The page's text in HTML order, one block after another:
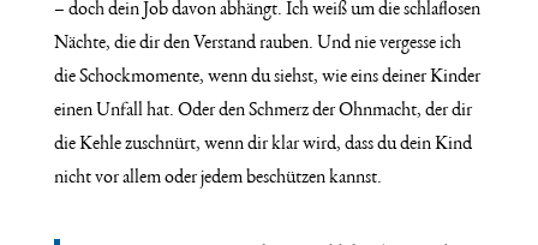
– doch dein Job davon abhängt. Ich weiß um die schlaflosen
Nächte, die dir den Verstand rauben. Und nie vergesse ich
die Schockmomente, wenn du siehst, wie eins deiner Kinder
einen Unfall hat. Oder den Schmerz der Ohnmacht, der dir
die Kehle zuschnürt, wenn dir klar wird, dass du dein Kind
nicht vor allem oder jedem beschützen kannst.